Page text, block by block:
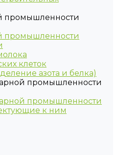
промышленности
промышленности
клеток
азота и белка)
промышленности
промышленности
к ним